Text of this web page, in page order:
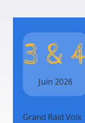
3 & 4
Juin 2026
Grand Raid Volx